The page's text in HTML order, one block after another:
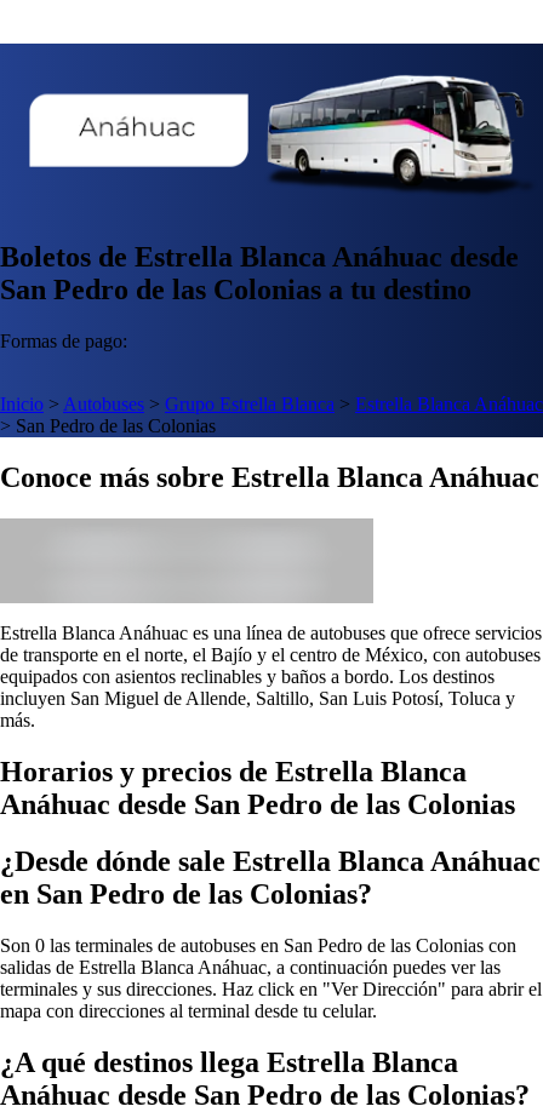
Boletos de Estrella Blanca Anáhuac desde
San Pedro de las Colonias a tu destino
Formas de pago:
Inicio > Autobuses > Grupo Estrella Blanca > Estrella Blanca Anáhuac
> San Pedro de las Colonias
Conoce más sobre Estrella Blanca Anáhuac
Estrella Blanca Anáhuac es una línea de autobuses que ofrece servicios
de transporte en el norte, el Bajío y el centro de México, con autobuses
equipados con asientos reclinables y baños a bordo. Los destinos
incluyen San Miguel de Allende, Saltillo, San Luis Potosí, Toluca y
más.
Horarios y precios de Estrella Blanca
Anáhuac desde San Pedro de las Colonias
¿Desde dónde sale Estrella Blanca Anáhuac
en San Pedro de las Colonias?
Son 0 las terminales de autobuses en San Pedro de las Colonias con
salidas de Estrella Blanca Anáhuac, a continuación puedes ver las
terminales y sus direcciones. Haz click en "Ver Dirección" para abrir el
mapa con direcciones al terminal desde tu celular.
¿A qué destinos llega Estrella Blanca
Anáhuac desde San Pedro de las Colonias?